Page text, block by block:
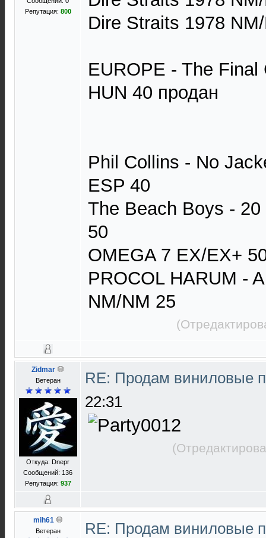
Репутация: 800
Dire Straits 1978
EUROPE - The
HUN 40 продан
Phil Collins - No
ESP 40
The Beach Boys -
50
OMEGA 7 EX/EX+
PROCOL HARUM -
NM/NM 25
Zidmar
Ветеран
Откуда: Dnepr
Сообщений: 136
Репутация: 937
RE: Продам виниловые
22:31
mih61
Ветеран
RE: Продам виниловые